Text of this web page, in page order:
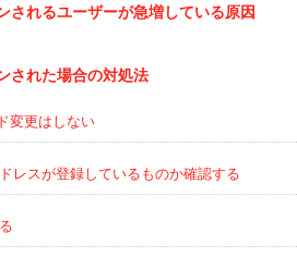
れるユーザーが急増している原因
された場合の対処法
変更はしない
レスが登録しているものか確認する